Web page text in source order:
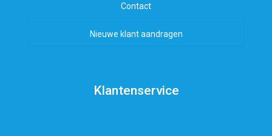
Contact
Nieuwe klant aandragen
Klantenservice